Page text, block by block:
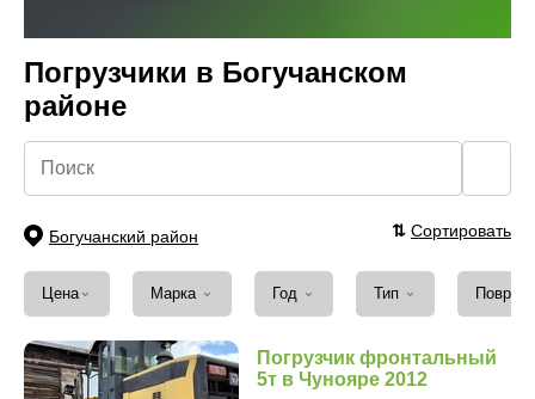
Погрузчики в Богучанском
районе
Богучанский район ⇅ Сортировать
Цена ⌄ Марка ⌄ Год ⌄ Тип ⌄
Погрузчик фронтальный
5т в Чунояре 2012